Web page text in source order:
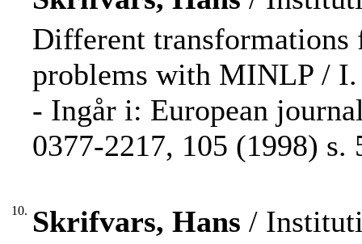
Different
problems with MINLP /
- Ingår i: European
0377-2217, 105 (1998) s.
10. Skrifvars, Hans /